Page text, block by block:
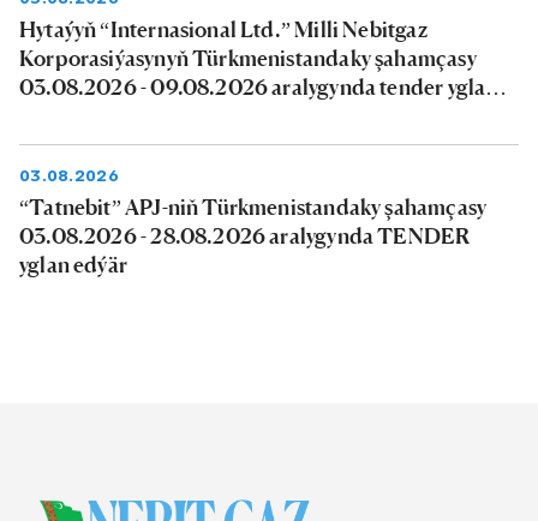
Hytaýyň “Internasional Ltd.” Milli Nebitgaz
Korporasiýasynyň Türkmenistandaky şahamçasy
03.08.2026 - 09.08.2026 aralygynda tender yglan
03.08.2026
“Tatnebit” APJ-niň Türkmenistandaky şahamçasy
03.08.2026 - 28.08.2026 aralygynda TENDER
yglan edýär